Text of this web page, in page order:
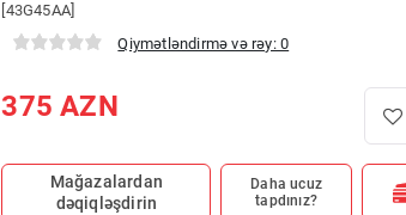
[43G45AA]
Qiymətləndirmə və rəy: 0
375 AZN
Mağazalardan
dəqiqləşdirin
Daha ucuz
tapdınız?